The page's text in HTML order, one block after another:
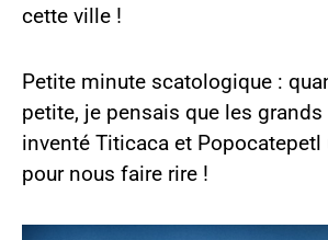
cette ville !
Petite minute scatologique :
petite, je pensais que les grands
inventé Titicaca et
pour nous faire rire !